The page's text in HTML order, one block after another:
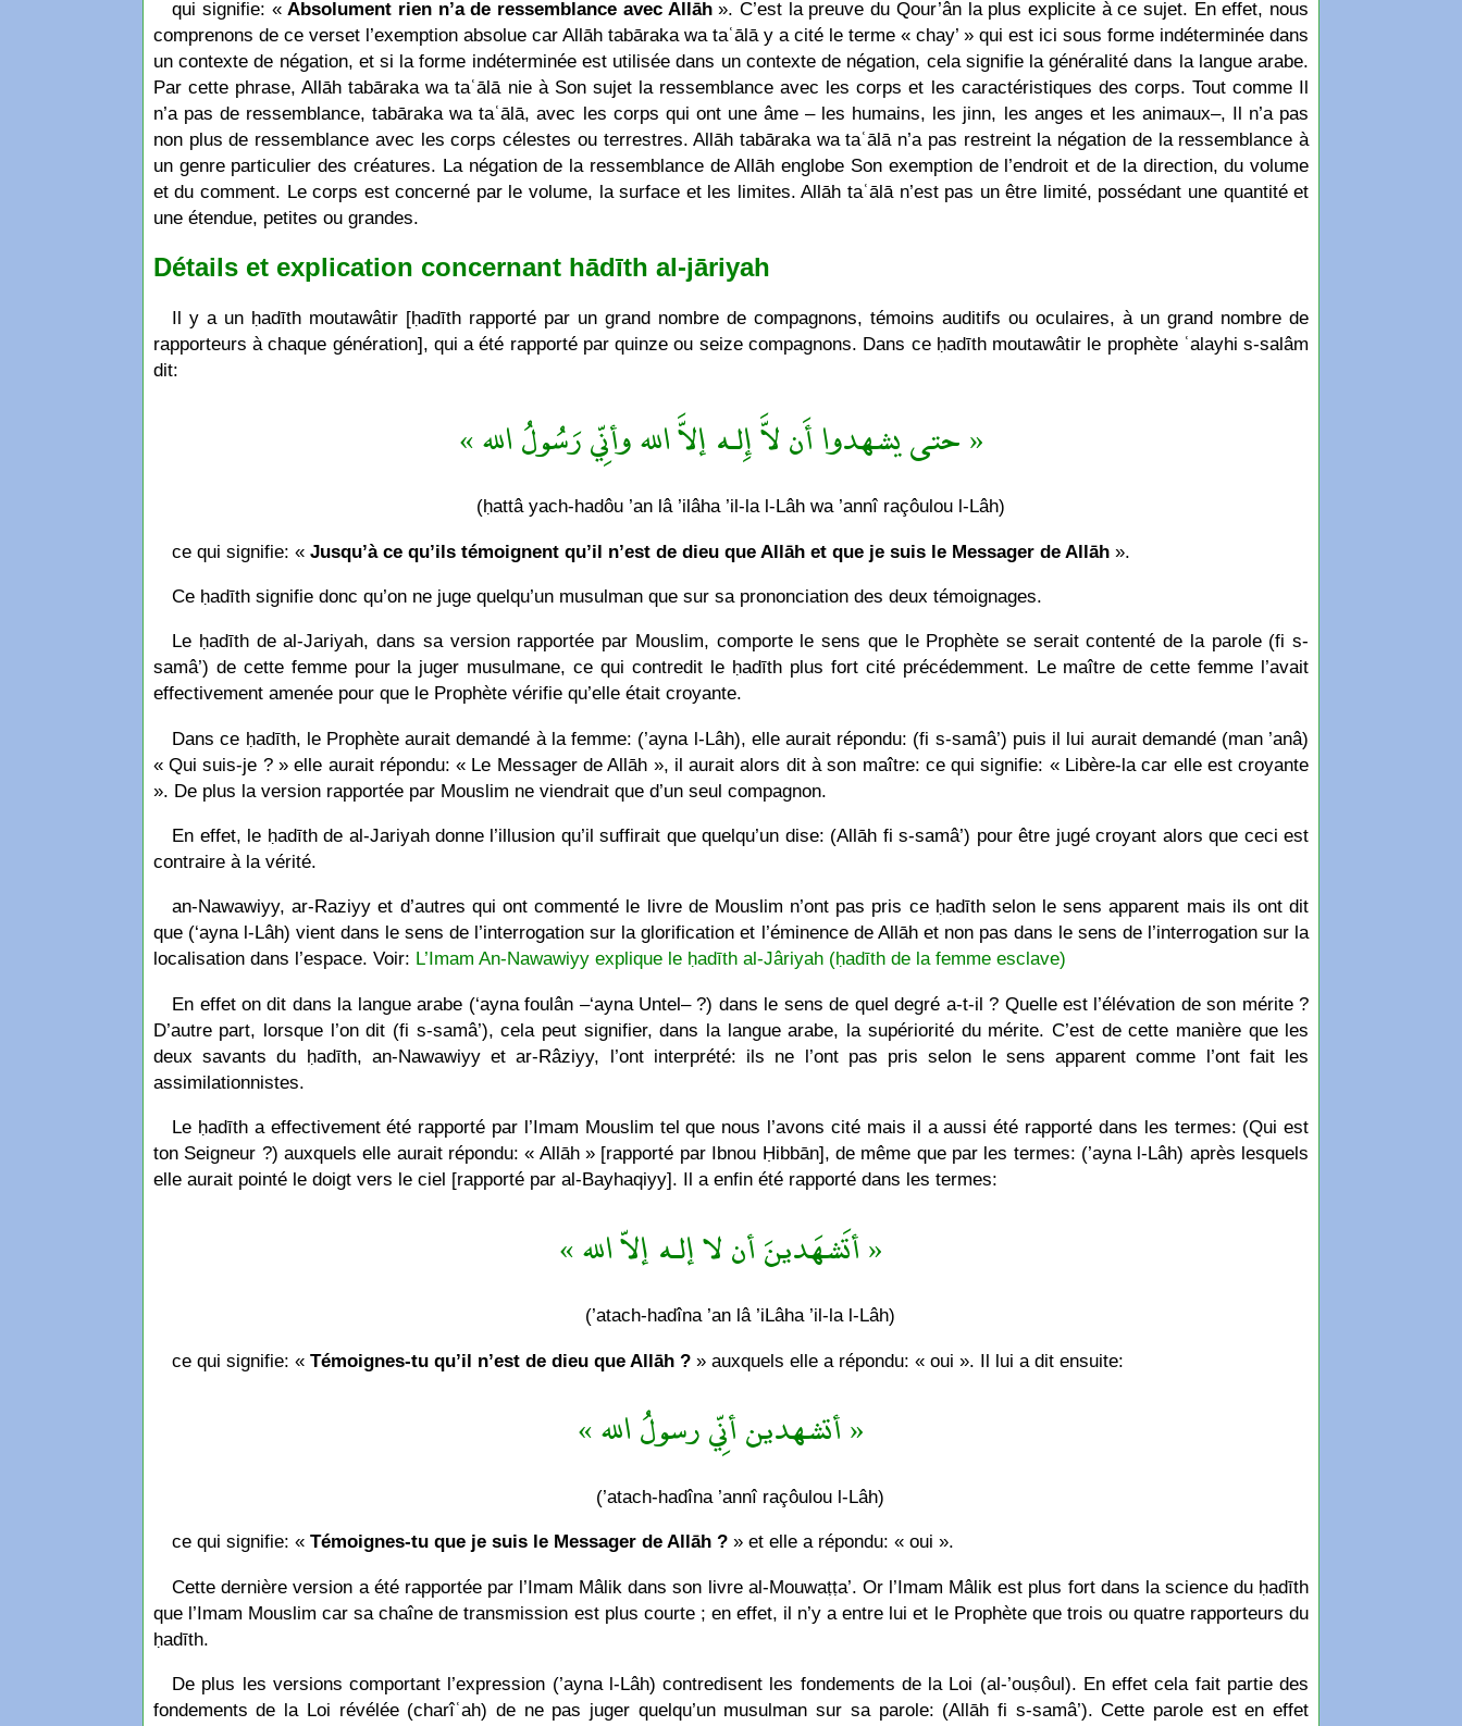
qui signifie: «Absolument rien n’a de ressemblance avec Allāh». C’est la preuve du Qour’ân la plus explicite à ce sujet. En effet, nous
comprenons de ce verset l’exemption absolue car Allāh tabāraka wa taʿālā y a cité le terme « chay’ » qui est ici sous forme indéterminée dans
un contexte de négation, et si la forme indéterminée est utilisée dans un contexte de négation, cela signifie la généralité dans la langue arabe.
Par cette phrase, Allāh tabāraka wa taʿālā nie à Son sujet la ressemblance avec les corps et les caractéristiques des corps. Tout comme Il
n’a pas de ressemblance, tabāraka wa taʿālā, avec les corps qui ont une âme – les humains, les jinn, les anges et les animaux–, Il n’a pas
non plus de ressemblance avec les corps célestes ou terrestres. Allāh tabāraka wa taʿālā n’a pas restreint la négation de la ressemblance à
un genre particulier des créatures. La négation de la ressemblance de Allāh englobe Son exemption de l’endroit et de la direction, du volume
et du comment. Le corps est concerné par le volume, la surface et les limites. Allāh taʿālā n’est pas un être limité, possédant une quantité et
une étendue, petites ou grandes.
Détails et explication concernant hādīth al-jāriyah
Il y a un ḥadīth moutawâtir [ḥadīth rapporté par un grand nombre de compagnons, témoins auditifs ou oculaires, à un grand nombre de
rapporteurs à chaque génération], qui a été rapporté par quinze ou seize compagnons. Dans ce ḥadīth moutawâtir le prophète ʿalayhi s-salâm
dit:
« حتى يشهدوا أَن لاَّ إِلـه إلاَّ الله وأنِّي رَسُولُ الله »
(ḥattâ yach-hadôu ’an lâ ’ilâha ’il-la l-Lâh wa ’annî raçôulou l-Lâh)
ce qui signifie: «Jusqu’à ce qu’ils témoignent qu’il n’est de dieu que Allāh et que je suis le Messager de Allāh ».
Ce ḥadīth signifie donc qu’on ne juge quelqu’un musulman que sur sa prononciation des deux témoignages.
Le ḥadīth de al-Jariyah, dans sa version rapportée par Mouslim, comporte le sens que le Prophète se serait contenté de la parole (fi s-
samâ’) de cette femme pour la juger musulmane, ce qui contredit le ḥadīth plus fort cité précédemment. Le maître de cette femme l’avait
effectivement amenée pour que le Prophète vérifie qu’elle était croyante.
Dans ce ḥadīth, le Prophète aurait demandé à la femme: (’ayna l-Lâh), elle aurait répondu: (fi s-samâ’) puis il lui aurait demandé (man ’anâ)
« Qui suis-je ? » elle aurait répondu: « Le Messager de Allāh », il aurait alors dit à son maître: ce qui signifie: « Libère-la car elle est croyante
». De plus la version rapportée par Mouslim ne viendrait que d’un seul compagnon.
En effet, le ḥadīth de al-Jariyah donne l’illusion qu’il suffirait que quelqu’un dise: (Allāh fi s-samâ’) pour être jugé croyant alors que ceci est
contraire à la vérité.
an-Nawawiyy, ar-Raziyy et d’autres qui ont commenté le livre de Mouslim n’ont pas pris ce ḥadīth selon le sens apparent mais ils ont dit
que (‘ayna l-Lâh) vient dans le sens de l’interrogation sur la glorification et l’éminence de Allāh et non pas dans le sens de l’interrogation sur la
localisation dans l’espace. Voir: L’Imam An-Nawawiyy explique le ḥadīth al-Jâriyah (ḥadīth de la femme esclave)
En effet on dit dans la langue arabe (‘ayna foulân –‘ayna Untel– ?) dans le sens de quel degré a-t-il ? Quelle est l’élévation de son mérite ?
D’autre part, lorsque l’on dit (fi s-samâ’), cela peut signifier, dans la langue arabe, la supériorité du mérite. C’est de cette manière que les
deux savants du ḥadīth, an-Nawawiyy et ar-Râziyy, l’ont interprété: ils ne l’ont pas pris selon le sens apparent comme l’ont fait les
assimilationnistes.
Le ḥadīth a effectivement été rapporté par l’Imam Mouslim tel que nous l’avons cité mais il a aussi été rapporté dans les termes: (Qui est
ton Seigneur ?) auxquels elle aurait répondu: « Allāh » [rapporté par Ibnou Ḥibbān], de même que par les termes: (’ayna l-Lâh) après lesquels
elle aurait pointé le doigt vers le ciel [rapporté par al-Bayhaqiyy]. Il a enfin été rapporté dans les termes:
« أتَشهَدينَ أن لا إلـه إلاّ الله »
(’atach-hadîna ’an lâ ’iLâha ’il-la l-Lâh)
ce qui signifie: «Témoignes-tu qu’il n’est de dieu que Allāh ? » auxquels elle a répondu: « oui ». Il lui a dit ensuite:
« أتشهدين أنِّي رسولُ الله »
(’atach-hadîna ’annî raçôulou l-Lâh)
ce qui signifie: «Témoignes-tu que je suis le Messager de Allāh ? » et elle a répondu: « oui ».
Cette dernière version a été rapportée par l’Imam Mâlik dans son livre al-Mouwaṭṭa’. Or l’Imam Mâlik est plus fort dans la science du ḥadīth
que l’Imam Mouslim car sa chaîne de transmission est plus courte ; en effet, il n’y a entre lui et le Prophète que trois ou quatre rapporteurs du
ḥadīth.
De plus les versions comportant l’expression (’ayna l-Lâh) contredisent les fondements de la Loi (al-’ouṣôul). En effet cela fait partie des
fondements de la Loi révélée (charîʿah) de ne pas juger quelqu’un musulman sur sa parole: (Allāh fi s-samâ’). Cette parole est en effet